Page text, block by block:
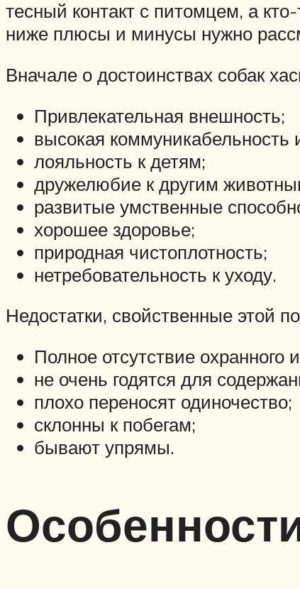
тесный контакт с питомцем, а
ниже плюсы и минусы нужно
Вначале о достоинствах собак
Привлекательная внешность;
высокая коммуникабельность
лояльность к детям;
дружелюбие к другим
развитые умственные
хорошее здоровье;
природная чистоплотность;
нетребовательность к уходу.
Недостатки, свойственные этой
Полное отсутствие охранного
не очень годятся для
плохо переносят одиночество;
склонны к побегам;
бывают упрямы.